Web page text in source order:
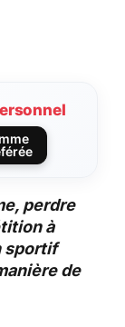
perdre
à
sportif
de